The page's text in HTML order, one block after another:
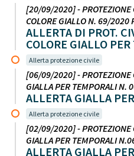
[20/09/2020] - PROTEZIONE
COLORE GIALLO N. 69/2020
ALLERTA DI PROT.
COLORE GIALLO
Allerta protezione civile
[06/09/2020] - PROTEZIONE
GIALLA PER TEMPORALI N.
ALLERTA GIALLA
Allerta protezione civile
[02/09/2020] - PROTEZIONE
GIALLA PER TEMPORALI
ALLERTA GIALLA